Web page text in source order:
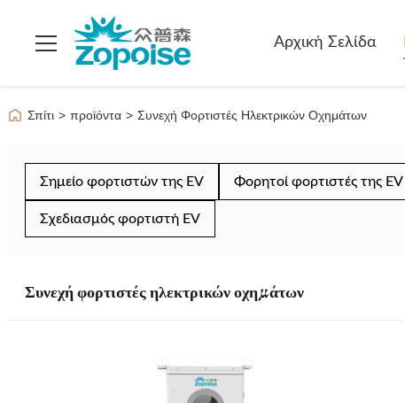
Αρχική Σελίδα
Σπίτι > προϊόντα > Συνεχή Φορτιστές Ηλεκτρικών Οχημάτων
Σημείο φορτιστών της EV Φορητοί φορτιστές της EV
Σχεδιασμός φορτιστή EV
Συνεχή φορτιστές ηλεκτρικών οχημάτων